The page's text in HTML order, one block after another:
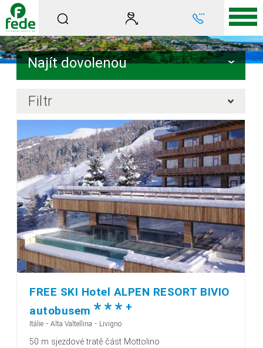
Najít dovolenou
Filtr
FREE SKI Hotel ALPEN RESORT BIVIO
autobusem *** +
Itálie - Alta Valtellina - Livigno
50 m sjezdové tratě část Mottolino